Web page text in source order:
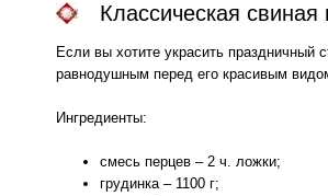
Классическая
Если вы хотите украсить праздничный
равнодушным перед его красивым
Ингредиенты:
смесь перцев – 2 ч. ложки;
грудинка – 1100 г;